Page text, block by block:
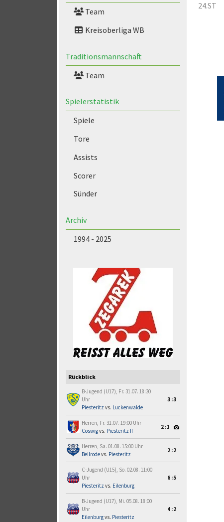
Team
Kreisoberliga WB
Traditionsmannschaft
Team
Spielerstatistik
Spiele
Tore
Assists
Scorer
Sünder
Archiv
1994 - 2025
Rückblick
B-Jugend (U17), Fr. 31.07. 18:30
Uhr
Piesteritz vs. Luckenwalde
3:3
Herren, Fr. 31.07. 19:00 Uhr
Coswigvs. Piesteritz II
2:1
Herren, Sa. 01.08. 15:00 Uhr
Beilrodevs. Piesteritz
2:2
C-Jugend (U15), So. 02.08. 11:00
Uhr
Piesteritz vs. Eilenburg
6:5
B-Jugend (U17), Mi. 05.08. 18:00
Uhr
Eilenburgvs. Piesteritz
4:2
24.ST